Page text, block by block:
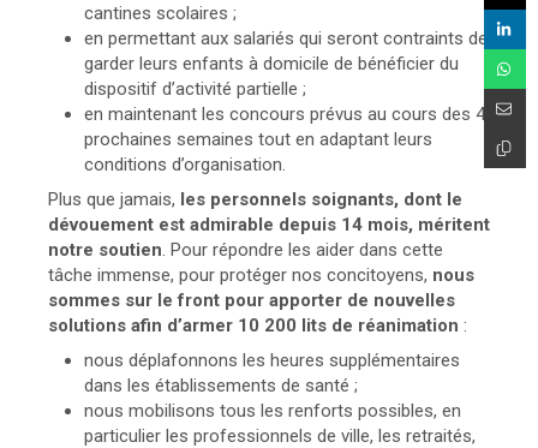
cantines scolaires ;
en permettant aux salariés qui seront contraints de
garder leurs enfants à domicile de bénéficier du
dispositif d’activité partielle ;
en maintenant les concours prévus au cours des 4
prochaines semaines tout en adaptant leurs
conditions d’organisation.
Plus que jamais, les personnels soignants, dont le
dévouement est admirable depuis 14 mois, méritent
notre soutien. Pour répondre les aider dans cette
tâche immense, pour protéger nos concitoyens, nous
sommes sur le front pour apporter de nouvelles
solutions afin d’armer 10 200 lits de réanimation :
nous déplafonnons les heures supplémentaires
dans les établissements de santé ;
nous mobilisons tous les renforts possibles, en
particulier les professionnels de ville, les retraités,